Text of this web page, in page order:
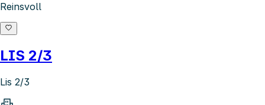
Reinsvoll
LIS 2/3
Lis 2/3